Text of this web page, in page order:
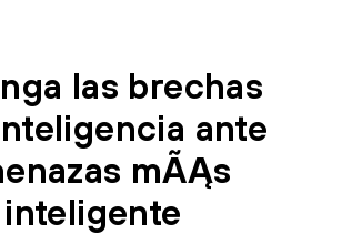
las brechas
ante
mÃĄs
inteligente